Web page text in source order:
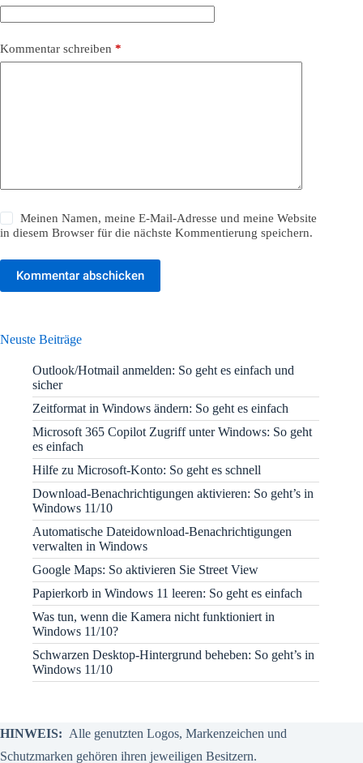
Kommentar schreiben *
Meinen Namen, meine E-Mail-Adresse und meine Website
in diesem Browser für die nächste Kommentierung speichern.
Kommentar abschicken
Neuste Beiträge
Outlook/Hotmail anmelden: So geht es einfach und
sicher
Zeitformat in Windows ändern: So geht es einfach
Microsoft 365 Copilot Zugriff unter Windows: So geht
es einfach
Hilfe zu Microsoft-Konto: So geht es schnell
Download-Benachrichtigungen aktivieren: So geht’s in
Windows 11/10
Automatische Dateidownload-Benachrichtigungen
verwalten in Windows
Google Maps: So aktivieren Sie Street View
Papierkorb in Windows 11 leeren: So geht es einfach
Was tun, wenn die Kamera nicht funktioniert in
Windows 11/10?
Schwarzen Desktop-Hintergrund beheben: So geht’s in
Windows 11/10
HINWEIS: Alle genutzten Logos, Markenzeichen und
Schutzmarken gehören ihren jeweiligen Besitzern.